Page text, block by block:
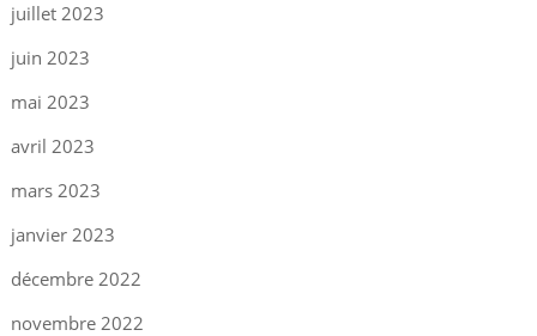
juillet 2023
juin 2023
mai 2023
avril 2023
mars 2023
janvier 2023
décembre 2022
novembre 2022